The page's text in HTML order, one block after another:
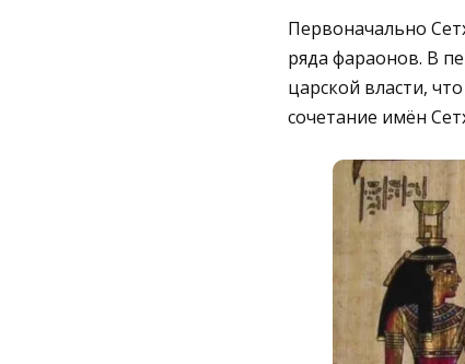
Первоначально
ряда фараонов. В
царской власти,
сочетание имён